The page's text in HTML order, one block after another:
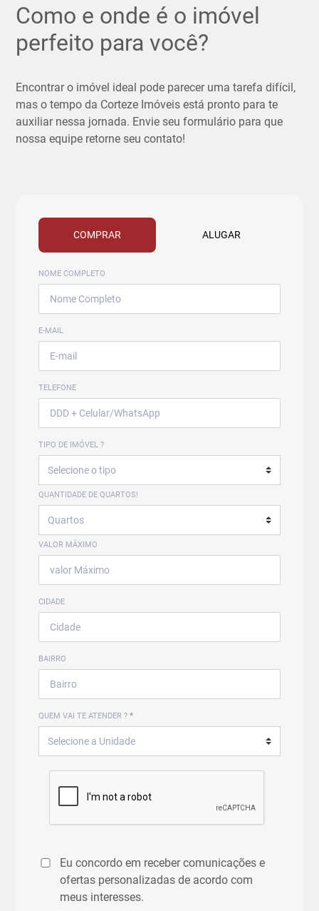
Como e onde é o imóvel
perfeito para você?
Encontrar o imóvel ideal pode parecer uma tarefa difícil,
mas o tempo da Corteze Imóveis está pronto para te
auxiliar nessa jornada. Envie seu formulário para que
nossa equipe retorne seu contato!
COMPRAR ALUGAR
NOME COMPLETO
E-MAIL
TELEFONE
TIPO DE IMÓVEL ?
QUANTIDADE DE QUARTOS!
VALOR MÁXIMO
CIDADE
BAIRRO
QUEM VAI TE ATENDER ?*
Eu concordo em receber comunicações e
ofertas personalizadas de acordo com
meus interesses.